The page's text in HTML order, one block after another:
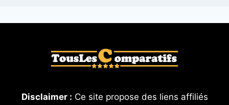
Disclaimer : Ce site propose des liens affiliés